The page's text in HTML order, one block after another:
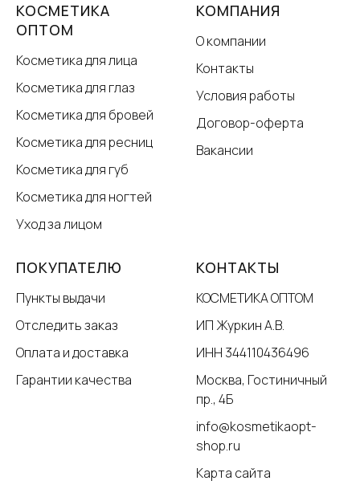
КОСМЕТИКА
ОПТОМ
Косметика для лица
Косметика для глаз
Косметика для бровей
Косметика для ресниц
Косметика для губ
Косметика для ногтей
Уход за лицом
КОМПАНИЯ
О компании
Контакты
Условия работы
Договор-оферта
Вакансии
ПОКУПАТЕЛЮ
Пункты выдачи
Отследить заказ
Оплата и доставка
Гарантии качества
КОНТАКТЫ
КОСМЕТИКА ОПТОМ
ИП Журкин А.В.
ИНН 344110436496
Москва, Гостиничный
пр., 4Б
info@kosmetikaopt-
shop.ru
Карта сайта